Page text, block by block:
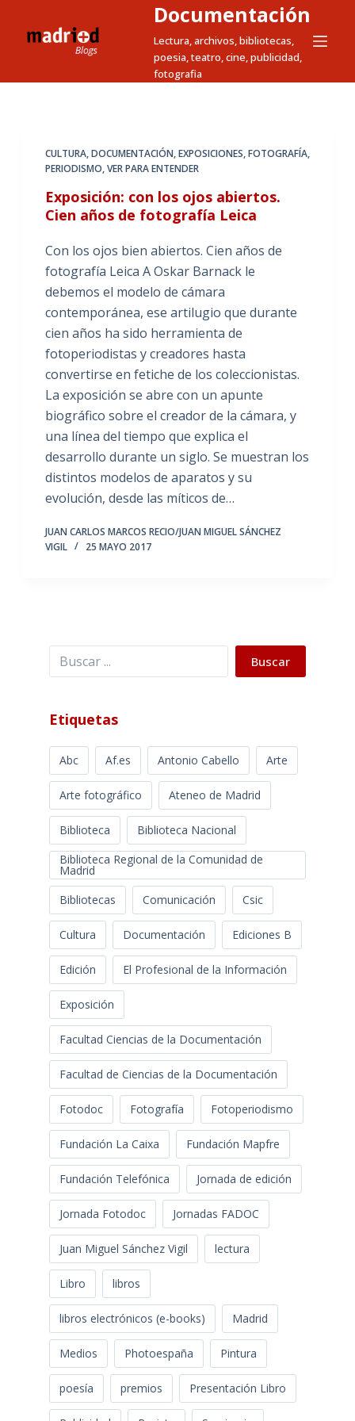
t
Documentación
Lectura, archivos, bibliotecas,
poesia, teatro, cine, publicidad,
fotografia
CULTURA,DOCUMENTACIÓN,EXPOSICIONES,FOTOGRAFÍA,
PERIODISMO,VER PARA ENTENDER
Exposición: con los ojos abiertos.
Cien años de fotografía Leica
Con los ojos bien abiertos. Cien años de
fotografía Leica A Oskar Barnack le
debemos el modelo de cámara
contemporánea, ese artilugio que durante
cien años ha sido herramienta de
fotoperiodistas y creadores hasta
convertirse en fetiche de los coleccionistas.
La exposición se abre con un apunte
biográfico sobre el creador de la cámara, y
una línea del tiempo que explica el
desarrollo durante un siglo. Se muestran los
distintos modelos de aparatos y su
evolución, desde las míticos de…
JUAN CARLOS MARCOS RECIO/JUAN MIGUEL SÁNCHEZ
VIGIL
25 MAYO 2017
Buscar Buscar
Etiquetas
Abc Af.es Antonio Cabello Arte
Arte fotográfico Ateneo de Madrid
Biblioteca
Biblioteca Nacional
Biblioteca Regional de la Comunidad de
Madrid
Bibliotecas
Comunicación Csic
Cultura Documentación Ediciones B
Edición El Profesional de la Información
Exposición
Facultad Ciencias de la Documentación
Facultad de Ciencias de la Documentación
Fotodoc Fotografía Fotoperiodismo
Fundación La Caixa Fundación Mapfre
Fundación Telefónica Jornada de edición
Jornada Fotodoc Jornadas FADOC
Juan Miguel Sánchez Vigil lectura
Libro libros
libros electrónicos (e-books) Madrid
Medios Photoespaña Pintura
poesía premios Presentación Libro